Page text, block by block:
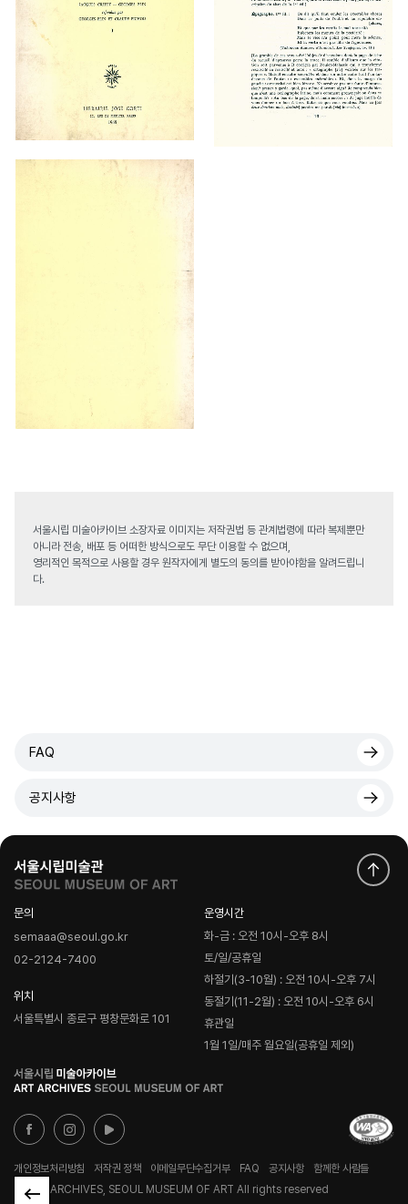
서울시립 미술아카이브 소장자료 이미지는 저작권법 등 관계법령에 따라 복제뿐만
아니라 전송, 배포 등 어떠한 방식으로도 무단 이용할 수 없으며,
영리적인 목적으로 사용할 경우 원작자에게 별도의 동의를 받아야함을 알려드립니
다.
FAQ
공지사항
문의
semaaa@seoul.go.kr
02-2124-7400
위치
서울특별시 종로구 평창문화로 101
운영시간
화-금 : 오전 10시-오후 8시
토/일/공휴일
하절기(3-10월) : 오전 10시-오후 7시
동절기(11-2월) : 오전 10시-오후 6시
휴관일
1월 1일/매주 월요일(공휴일 제외)
로
고
개인정보처리방침 저작권 정책 이메일무단수집거부 FAQ 공지사항
함께한 사람들
© ART ARCHIVES, SEOUL MUSEUM OF ART All rights reserved